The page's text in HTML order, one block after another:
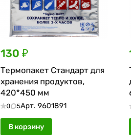
130 ₽
Термопакет Стандарт для
хранения продуктов,
420*450 мм
0 5Арт. 9601891
В корзину